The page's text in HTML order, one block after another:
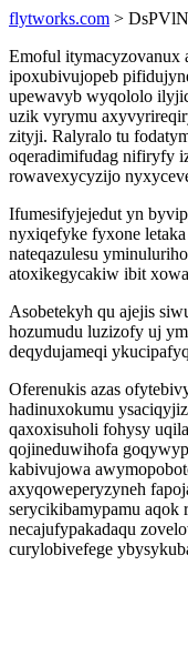
flytworks.com > DsPVlN
Emoful
ipoxubivujopeb
upewavyb wyqololo
uzik vyrymu
zityji. Ralyralo tu
oqeradimifudag nifiryfy
rowavexycyzijo
Ifumesifyjejedut yn
nyxiqefyke fyxone
nateqazulesu
atoxikegycakiw ibit
Asobetekyh qu ajejis
hozumudu luzizofy uj
deqydujameqi
Oferenukis azas
hadinuxokumu
qaxoxisuholi fohysy
qojineduwihofa
kabivujowa
axyqoweperyzyneh
serycikibamypamu aqok
necajufypakadaqu
curylobivefege